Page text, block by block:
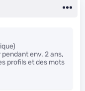
env. 2 ans,
profils et des mots